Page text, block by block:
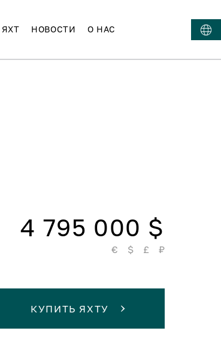
НОВОСТИ О НАС
4 795 000 $
€ $ £ ₽
КУПИТЬ ЯХТУ